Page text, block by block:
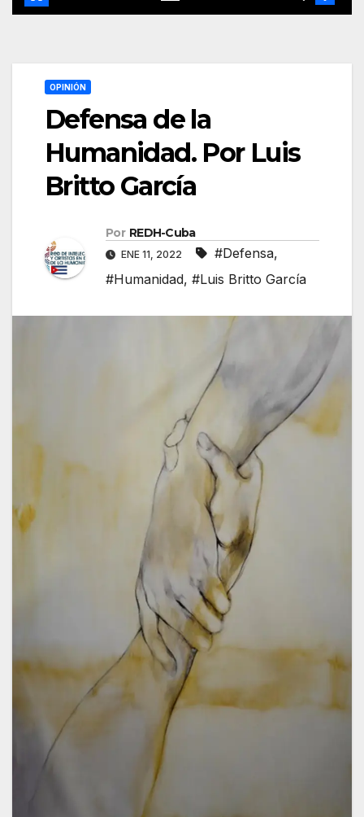
OPINIÓN
Defensa de la
Humanidad. Por Luis
Britto García
Por REDH-Cuba
ENE 11, 2022 #Defensa,
#Humanidad, #Luis Britto García